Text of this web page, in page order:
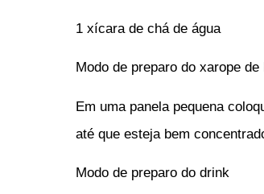
1 xícara de chá de água
Modo de preparo do xarope de
Em uma panela pequena
até que esteja bem
Modo de preparo do drink